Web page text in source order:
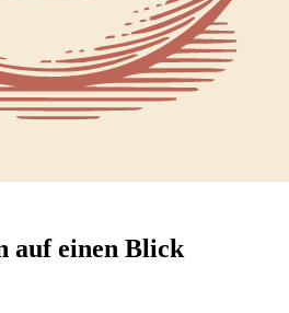
auf einen Blick